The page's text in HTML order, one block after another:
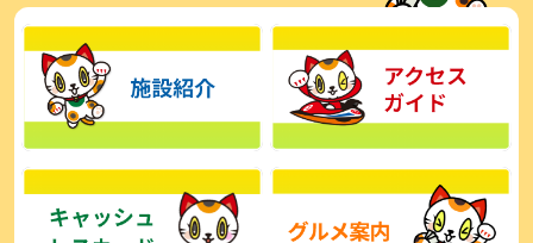
2026年08月03日
【とこなめボート】広瀬凜は準優で見つかった課題の克服へ「結果
的に１着を取れればいい」
2026年08月03日
【とこなめボート】西丸敦基が未勝利では終われない「最終日頑張
る」
2026年08月03日